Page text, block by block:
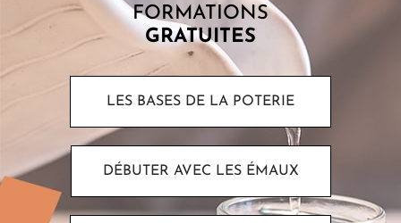
FORMATIONS
GRATUITES
LES BASES DE LA POTERIE
DÉBUTER AVEC LES ÉMAUX